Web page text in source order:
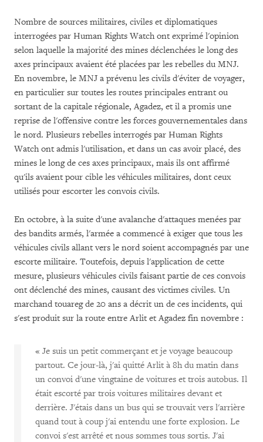
Nombre de sources militaires, civiles et diplomatiques
interrogées par Human Rights Watch ont exprimé l'opinion
selon laquelle la majorité des mines déclenchées le long des
axes principaux avaient été placées par les rebelles du MNJ.
En novembre, le MNJ a prévenu les civils d'éviter de voyager,
en particulier sur toutes les routes principales entrant ou
sortant de la capitale régionale, Agadez, et il a promis une
reprise de l'offensive contre les forces gouvernementales dans
le nord. Plusieurs rebelles interrogés par Human Rights
Watch ont admis l'utilisation, et dans un cas avoir placé, des
mines le long de ces axes principaux, mais ils ont affirmé
qu'ils avaient pour cible les véhicules militaires, dont ceux
utilisés pour escorter les convois civils.
En octobre, à la suite d'une avalanche d'attaques menées par
des bandits armés, l'armée a commencé à exiger que tous les
véhicules civils allant vers le nord soient accompagnés par une
escorte militaire. Toutefois, depuis l'application de cette
mesure, plusieurs véhicules civils faisant partie de ces convois
ont déclenché des mines, causant des victimes civiles. Un
marchand touareg de 20 ans a décrit un de ces incidents, qui
s'est produit sur la route entre Arlit et Agadez fin novembre :
« Je suis un petit commerçant et je voyage beaucoup
partout. Ce jour-là, j'ai quitté Arlit à 8h du matin dans
un convoi d'une vingtaine de voitures et trois autobus. Il
était escorté par trois voitures militaires devant et
derrière. J'étais dans un bus qui se trouvait vers l'arrière
quand tout à coup j'ai entendu une forte explosion. Le
convoi s'est arrêté et nous sommes tous sortis. J'ai